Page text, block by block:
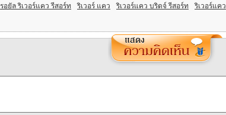
รอยัล ริเวอร์แคว รีสอร์ท ริเวอร์ แคว ริเวอร์แคว บริดจ์ รีสอร์ท ริเวอร์แคว